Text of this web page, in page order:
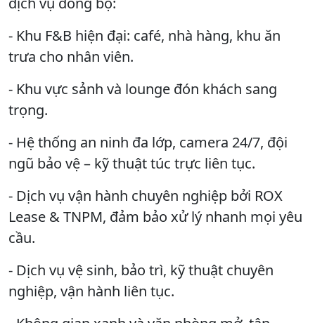
- Khu F&B hiện đại: café, nhà hàng, khu ăn
trưa cho nhân viên.
- Khu vực sảnh và lounge đón khách sang
trọng.
- Hệ thống an ninh đa lớp, camera 24/7, đội
ngũ bảo vệ – kỹ thuật túc trực liên tục.
- Dịch vụ vận hành chuyên nghiệp bởi ROX
Lease & TNPM, đảm bảo xử lý nhanh mọi yêu
cầu.
- Dịch vụ vệ sinh, bảo trì, kỹ thuật chuyên
nghiệp, vận hành liên tục.